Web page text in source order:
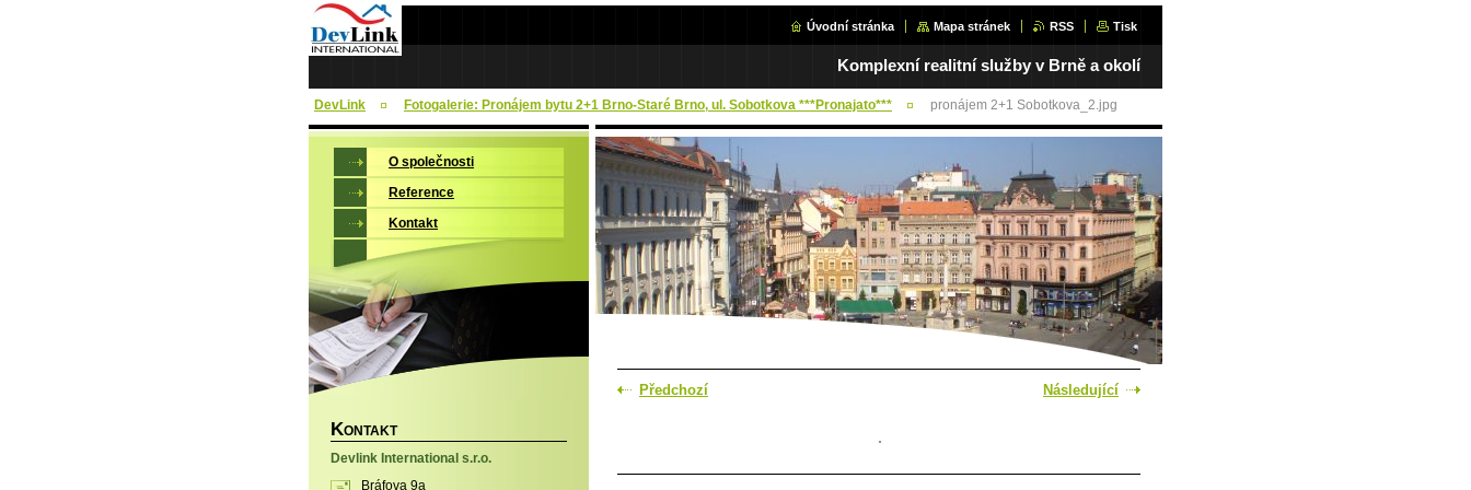
Úvodní stránka Mapa stránek RSS Tisk
Komplexní realitní služby v Brně a okolí
DevLink Fotogalerie: Pronájem bytu 2+1 Brno-Staré Brno, ul. Sobotkova ***Pronajato*** pronájem 2+1 Sobotkova_2.jpg
Předchozí Následující
O společnosti
Reference
Kontakt
KONTAKT
Devlink International s.r.o.
Bráfova 9a